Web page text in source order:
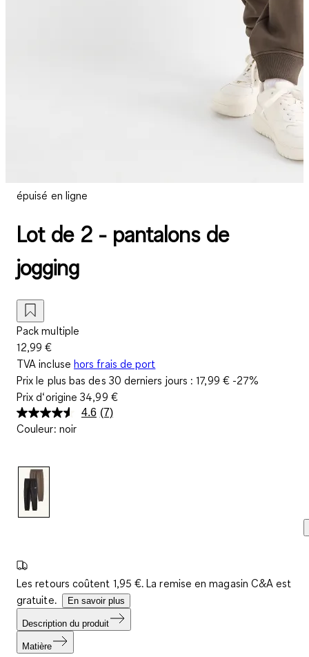
épuisé en ligne
Lot de 2 - pantalons de
jogging
Pack multiple
12,99 €
TVA incluse hors frais de port
Prix le plus bas des 30 derniers jours :17,99 €-27%
Prix d‘origine34,99 €
4.6 Lire
(7)
Couleur: noir
Les retours coûtent 1,95 €. La remise en magasin C&A est
gratuite.
En savoir plus
Description du produit
Matière